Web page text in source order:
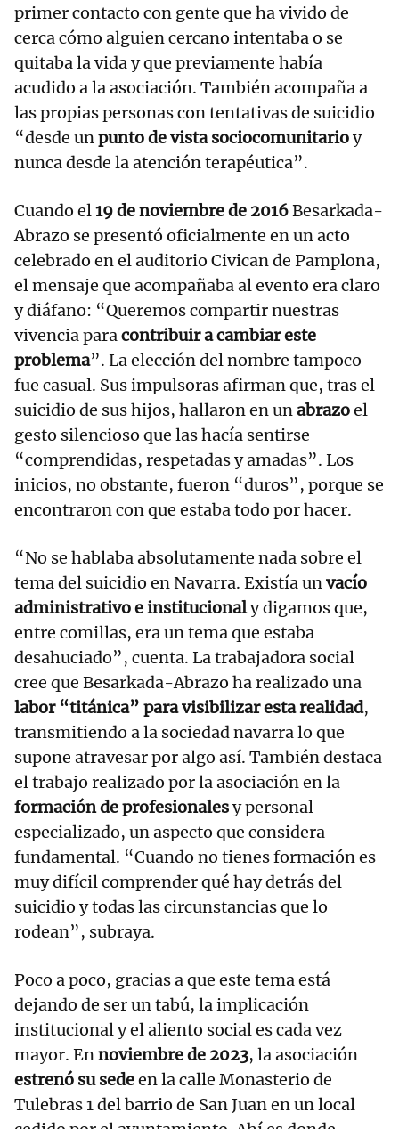
primer contacto con gente que ha vivido de
cerca cómo alguien cercano intentaba o se
quitaba la vida y que previamente había
acudido a la asociación. También acompaña a
las propias personas con tentativas de suicidio
“desde unpunto de vista sociocomunitarioy
nunca desde la atención terapéutica”.
Cuando el19 de noviembre de 2016Besarkada-
Abrazo se presentó oficialmente en un acto
celebrado en el auditorio Civican de Pamplona,
el mensaje que acompañaba al evento era claro
y diáfano: “Queremos compartir nuestras
vivencia paracontribuir a cambiar este
problema”. La elección del nombre tampoco
fue casual. Sus impulsoras afirman que, tras el
suicidio de sus hijos, hallaron en unabrazoel
gesto silencioso que las hacía sentirse
“comprendidas, respetadas y amadas”. Los
inicios, no obstante, fueron “duros”, porque se
encontraron con que estaba todo por hacer.
“No se hablaba absolutamente nada sobre el
tema del suicidio en Navarra. Existía unvacío
administrativo e institucionaly digamos que,
entre comillas, era un tema que estaba
desahuciado”, cuenta. La trabajadora social
cree que Besarkada-Abrazo ha realizado una
labor “titánica” para visibilizar esta realidad,
transmitiendo a la sociedad navarra lo que
supone atravesar por algo así. También destaca
el trabajo realizado por la asociación en la
formación de profesionalesy personal
especializado, un aspecto que considera
fundamental. “Cuando no tienes formación es
muy difícil comprender qué hay detrás del
suicidio y todas las circunstancias que lo
rodean”, subraya.
Poco a poco, gracias a que este tema está
dejando de ser un tabú, la implicación
institucional y el aliento social es cada vez
mayor. Ennoviembre de 2023, la asociación
estrenó su sedeen la calle Monasterio de
Tulebras 1 del barrio de San Juan en un local